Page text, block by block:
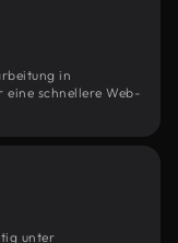
in
schnellere Web-
unter